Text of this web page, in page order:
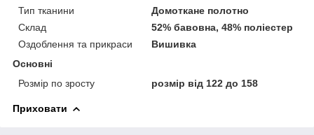
Тип тканини
Домоткане полотно
Склад
52% бавовна, 48% поліестер
Оздоблення та прикраси
Вишивка
Основні
Розмір по зросту
розмір від 122 до 158
Приховати